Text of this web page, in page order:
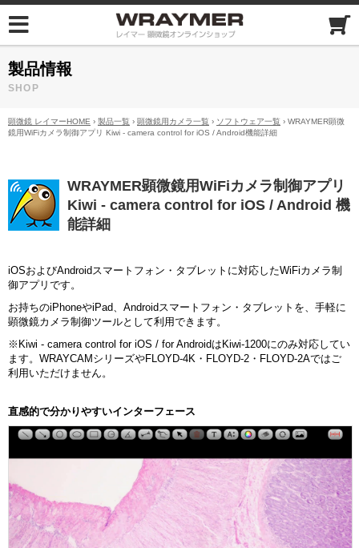
製品情報
SHOP
顕微鏡 レイマーHOME › 製品一覧 › 顕微鏡用カメラ一覧 › ソフトウェア一覧 › WRAYMER顕微
鏡用WiFiカメラ制御アプリ Kiwi - camera control for iOS / Android機能詳細
WRAYMER顕微鏡用WiFiカメラ制御アプリ
Kiwi - camera control for iOS / Android 機
能詳細
iOSおよびAndroidスマートフォン・タブレットに対応したWiFiカメラ制
御アプリです。
お持ちのiPhoneやiPad、Androidスマートフォン・タブレットを、手軽に
顕微鏡カメラ制御ツールとして利用できます。
※Kiwi - camera control for iOS / for AndroidはKiwi-1200にのみ対応してい
ます。WRAYCAMシリーズやFLOYD-4K・FLOYD-2・FLOYD-2Aではご
利用いただけません。
直感的で分かりやすいインターフェース